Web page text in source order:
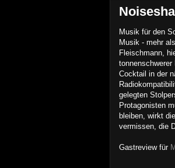
Musik für den
Musik - mehr
Fleischmann,
Cocktail in der
gelegten
Protagonisten
bleiben, wirkt
vermissen, die
Gastreview für